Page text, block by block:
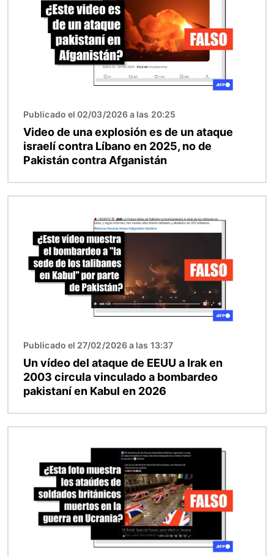
Publicado el 02/03/2026 a las 20:25
Video de una explosión es de un ataque
israelí contra Líbano en 2025, no de
Pakistán contra Afganistán
Publicado el 27/02/2026 a las 13:37
Un vídeo del ataque de EEUU a Irak en
2003 circula vinculado a bombardeo
pakistaní en Kabul en 2026